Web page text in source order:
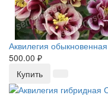
Аквилегия
500.00 ₽
Купить